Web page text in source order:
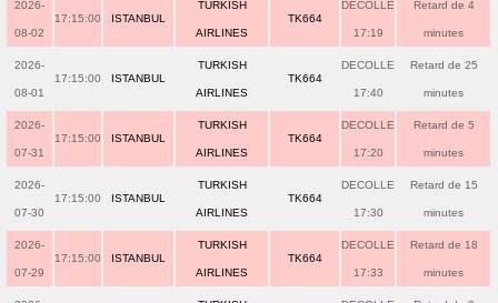
2026-
08-02
17:15:00 ISTANBUL
TURKISH
AIRLINES
TK664
DECOLLE
17:19
Retard de 4
minutes
2026-
08-01
17:15:00 ISTANBUL
TURKISH
AIRLINES
TK664
DECOLLE
17:40
Retard de 25
minutes
2026-
07-31
17:15:00 ISTANBUL
TURKISH
AIRLINES
TK664
DECOLLE
17:20
Retard de 5
minutes
2026-
07-30
17:15:00 ISTANBUL
TURKISH
AIRLINES
TK664
DECOLLE
17:30
Retard de 15
minutes
2026-
07-29
17:15:00 ISTANBUL
TURKISH
AIRLINES
TK664
DECOLLE
17:33
Retard de 18
minutes